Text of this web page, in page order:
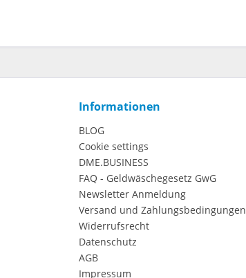
Informationen
BLOG
Cookie settings
DME.BUSINESS
FAQ - Geldwäschegesetz GwG
Newsletter Anmeldung
Versand und Zahlungsbedingungen
Widerrufsrecht
Datenschutz
AGB
Impressum